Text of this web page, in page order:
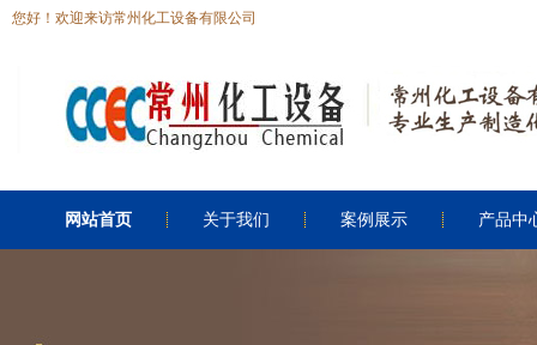
您好！欢迎来访常州化工设备有限公司
网站首页 关于我们 案例展示 产品中